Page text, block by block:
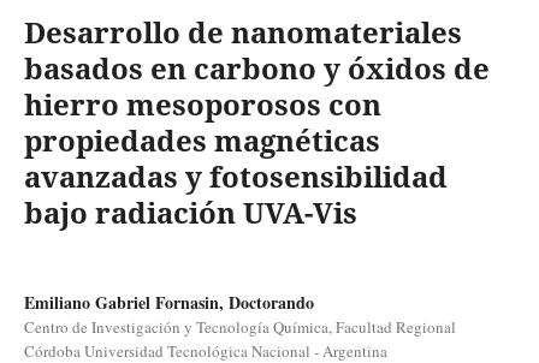
Desarrollo de nanomateriales
basados en carbono y óxidos de
hierro mesoporosos con
propiedades magnéticas
avanzadas y fotosensibilidad
bajo radiación UVA-Vis
Emiliano Gabriel Fornasin, Doctorando
Centro de Investigación y Tecnología Química, Facultad Regional
Córdoba Universidad Tecnológica Nacional - Argentina